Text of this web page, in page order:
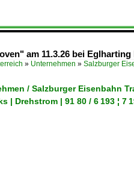
am 11.3.26 bei
» Unternehmen » Salzburger
/ Salzburger Eisenbahn
| Drehstrom | 91 80 / 6 193